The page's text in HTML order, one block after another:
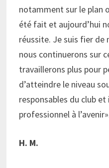
notamment sur le plan
été fait et aujourd’hui
réussite. Je suis fier de
nous continuerons sur
travaillerons plus pour
d’atteindre le niveau
responsables du club
professionnel à
H. M.